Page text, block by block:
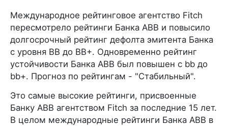
Международное рейтинговое агентство Fitch
пересмотрело рейтинги Банка ABB и повысило
долгосрочный рейтинг дефолта эмитента Банка
с уровня BB до BB+. Одновременно рейтинг
устойчивости Банка ABB был повышен с bb до
bb+. Прогноз по рейтингам - "Стабильный".
Это самые высокие рейтинги, присвоенные
Банку ABB агентством Fitch за последние 15 лет.
В целом международные рейтинги Банка ABB в